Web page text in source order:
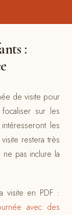
:
de visite pour
sur les
les
restera très
pas inclure la
visite en PDF :
avec des